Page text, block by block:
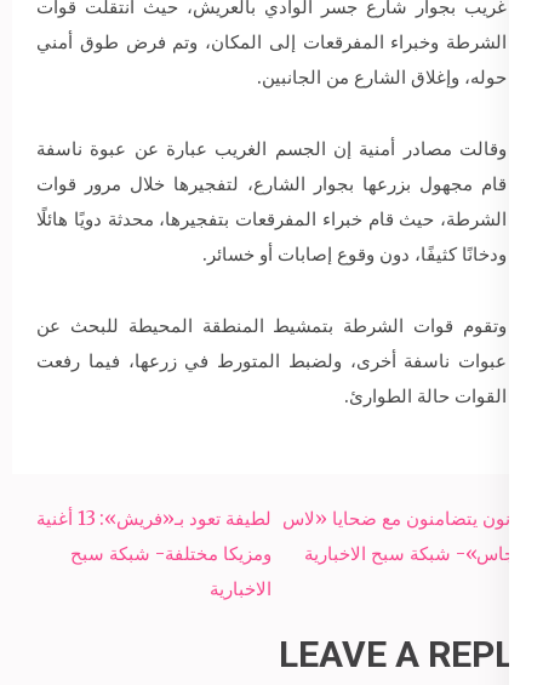
غريب بجوار شارع جسر الوادي بالعريش، حيث انتقلت قوات
الشرطة وخبراء المفرقعات إلى المكان، وتم فرض طوق أمني
حوله، وإغلاق الشارع من الجانبين.
وقالت مصادر أمنية إن الجسم الغريب عبارة عن عبوة ناسفة
قام مجهول بزرعها بجوار الشارع، لتفجيرها خلال مرور قوات
الشرطة، حيث قام خبراء المفرقعات بتفجيرها، محدثة دويًا هائلًا
ودخانًا كثيفًا، دون وقوع إصابات أو خسائر.
وتقوم قوات الشرطة بتمشيط المنطقة المحيطة للبحث عن
عبوات ناسفة أخرى، ولضبط المتورط في زرعها، فيما رفعت
القوات حالة الطوارئ.
Post
navigation
لطيفة تعود بـ«فريش»: 13 أغنية
ومزيكا مختلفة- شبكة سبح
الاخبارية
فنانون يتضامنون مع ضحايا «لاس
فيجاس»- شبكة سبح الاخبارية
LEAVE A REPLY